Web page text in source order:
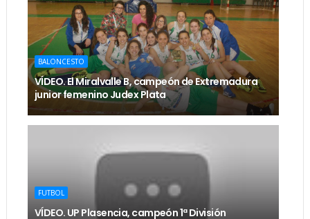
BALONCESTO
VÍDEO. El Miralvalle B, campeón de Extremadura
junior femenino Judex Plata
FUTBOL
VÍDEO. UP Plasencia, campeón 1ª División